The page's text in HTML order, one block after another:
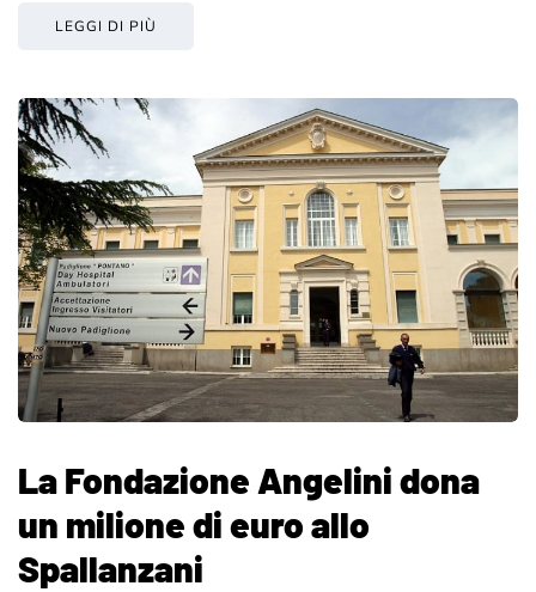
LEGGI DI PIÙ
La Fondazione Angelini dona
un milione di euro allo
Spallanzani